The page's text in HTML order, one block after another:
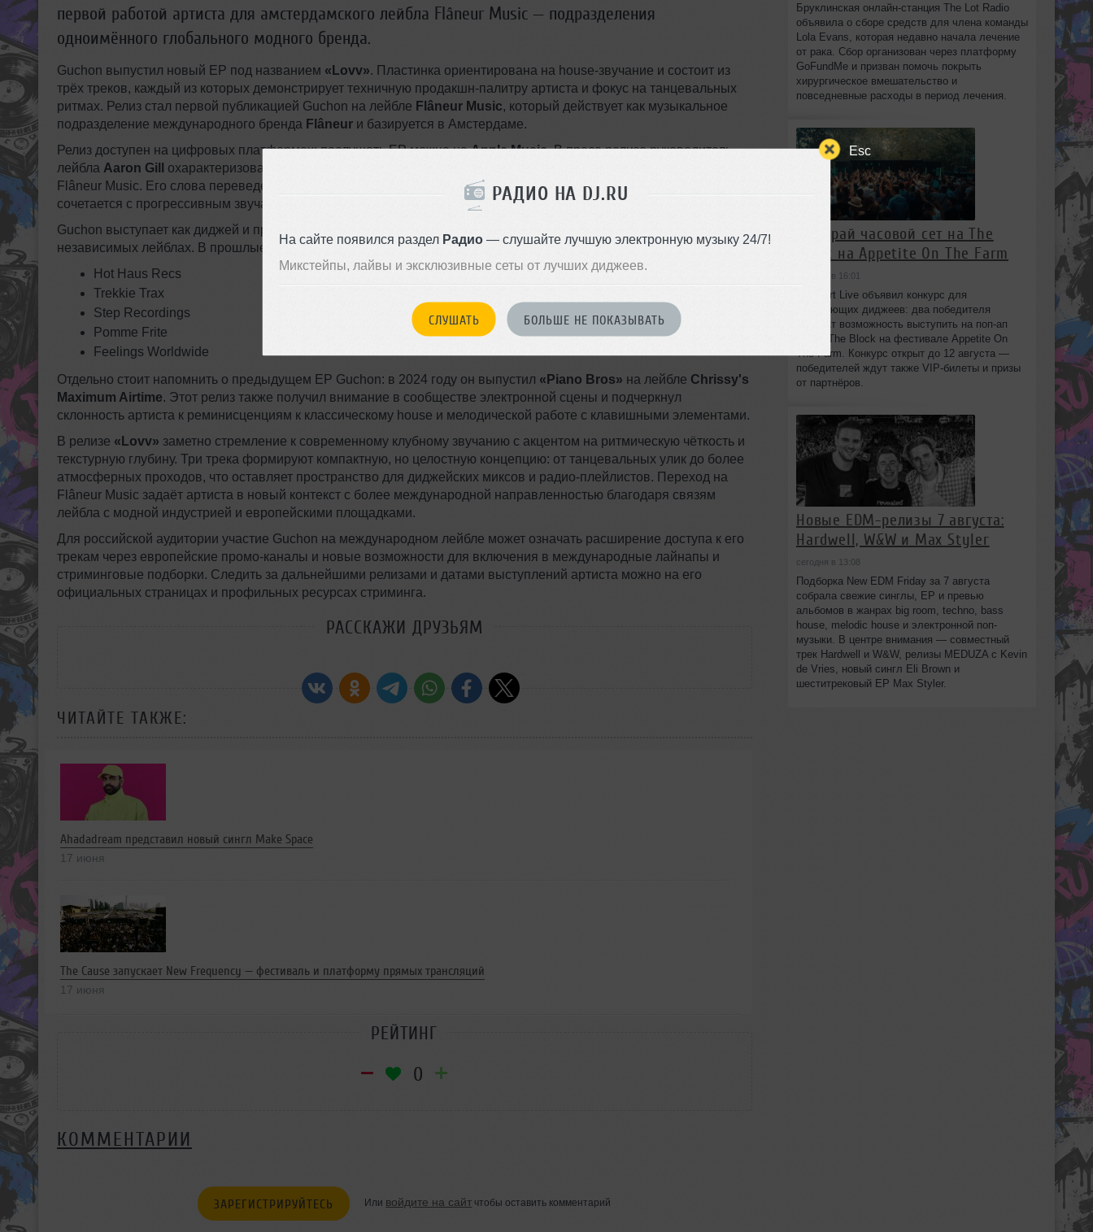
Esc
РАДИО НА DJ.RU
На сайте появился раздел Радио— слушайте лучшую электронную музыку 24/7!
Микстейпы, лайвы и эксклюзивные сеты от лучших диджеев.
СЛУШАТЬ БОЛЬШЕ НЕ ПОКАЗЫВАТЬ
первой работой артиста для амстердамского лейбла Flâneur Music — подразделения
одноимённого глобального модного бренда.
Guchon выпустил новый EP под названием «Lovv». Пластинка ориентирована на house-звучание и состоит из
трёх треков, каждый из которых демонстрирует техничную продакшн-палитру артиста и фокус на танцевальных
ритмах. Релиз стал первой публикацией Guchon на лейбле Flâneur Music, который действует как музыкальное
подразделение международного бренда Flâneur и базируется в Амстердаме.
Релиз доступен на цифровых платформах: послушать EP можно наApple Music. В пресс-релизе руководитель
лейбла Aaron Gill
охарактеризовал выход как совпадение художественного направления артиста с концепцией
Flâneur Music. Его слова переведены на русский язык: «Это выдающийся релиз, где артистизм Guchon идеально
сочетается с прогрессивным звучанием, к которому мы стремимся на Flâneur Music».
Guchon выступает как диджей и продюсер из Токио; в его дискографии уже есть релизы на нескольких
независимых лейблах. В прошлые годы артист публиковал музыку на следующих площадках:
Hot Haus Recs
Trekkie Trax
Step Recordings
Pomme Frite
Feelings Worldwide
Отдельно стоит напомнить о предыдущем EP Guchon: в 2024 году он выпустил «Piano Bros» на лейбле Chrissy's
Maximum Airtime. Этот релиз также получил внимание в сообществе электронной сцены и подчеркнул
склонность артиста к реминисценциям к классическому house и мелодической работе с клавишными элементами.
В релизе «Lovv» заметно стремление к современному клубному звучанию с акцентом на ритмическую чёткость и
текстурную глубину. Три трека формируют компактную, но целостную концепцию: от танцевальных улик до более
атмосферных проходов, что оставляет пространство для диджейских миксов и радио-плейлистов. Переход на
Flâneur Music задаёт артиста в новый контекст с более международной направленностью благодаря связям
лейбла с модной индустрией и европейскими площадками.
Для российской аудитории участие Guchon на международном лейбле может означать расширение доступа к его
трекам через европейские промо-каналы и новые возможности для включения в международные лайнапы и
стриминговые подборки. Следить за дальнейшими релизами и датами выступлений артиста можно на его
официальных страницах и профильных ресурсах стриминга.
РАССКАЖИ ДРУЗЬЯМ
ЧИТАЙТЕ ТАКЖЕ:
Ahadadream представил новый сингл Make Space
17 июня
The Cause запускает New Frequency — фестиваль и платформу прямых трансляций
17 июня
РЕЙТИНГ
0
КОММЕНТАРИИ
ЗАРЕГИСТРИРУЙТЕСЬ Или войдите на сайт чтобы оставить комментарий
Бруклинская онлайн-станция The Lot Radio
объявила о сборе средств для члена команды
Lola Evans, которая недавно начала лечение
от рака. Сбор организован через платформу
GoFundMe и призван помочь покрыть
хирургическое вмешательство и
повседневные расходы в период лечения.
Выиграй часовой сет на The
Block на Appetite On The Farm
сегодня в 16:01
Beatport Live объявил конкурс для
начинающих диджеев: два победителя
получат возможность выступить на поп‑ап
сцене The Block на фестивале Appetite On
The Farm. Конкурс открыт до 12 августа —
победителей ждут также VIP‑билеты и призы
от партнёров.
Новые EDM-релизы 7 августа:
Hardwell, W&W и Max Styler
сегодня в 13:08
Подборка New EDM Friday за 7 августа
собрала свежие синглы, EP и превью
альбомов в жанрах big room, techno, bass
house, melodic house и электронной поп-
музыки. В центре внимания — совместный
трек Hardwell и W&W, релизы MEDUZA с Kevin
de Vries, новый сингл Eli Brown и
шеститрековый EP Max Styler.